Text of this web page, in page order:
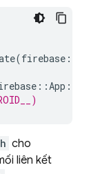
(firebase ::
::App ::
cho
liên kết